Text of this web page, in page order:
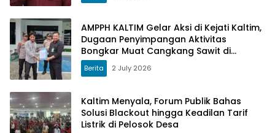
AMPPH KALTIM Gelar Aksi di Kejati Kaltim,
Dugaan Penyimpangan Aktivitas
Bongkar Muat Cangkang Sawit di
Logpond Tubaan
Berita 2 July 2026
Kaltim Menyala, Forum Publik Bahas
Solusi Blackout hingga Keadilan Tarif
Listrik di Pelosok Desa